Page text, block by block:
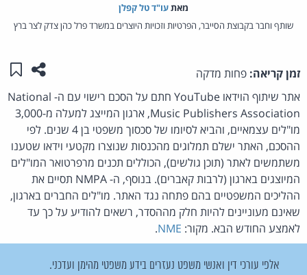
מאת‏עו"ד טל קפלן
שותף וחבר בקבוצת הסייבר, הפרטיות וזכויות היוצרים במשרד פרל כהן צדק לצר ברץ
זמן קריאה: פחות מדקה שתפו
אתר שיתוף הוידאו YouTube חתם על הסכם רישוי עם ה- National
Music Publishers Association, ארגון המייצג למעלה מ-3,000
מו"לים עצמאיים, והביא לסיומו של סכסוך משפטי בן 4 שנים. לפי
ההסכם, האתר ישלם תמלוגים מהכנסות שנוצרו מקטעי וידאו שטענו
משתמשים לאתר (תוכן גולשים), הכוללים תכנים מרפרטואר המו"לים
המיוצגים בארגון (לרבות קאברים). בנוסף, ה- NMPA תסיים את
ההליכים המשפטיים בהם פתחה נגד האתר. מו"לים החברים בארגון,
שאינם מעוניינים להיות חלק מההסדר, רשאים להודיע על כך עד
לאמצע החודש הבא. מקור: NME
.
אלפי עורכי דין ואנשי משפט נעזרים בידע משפטי מהימן ועדכני.